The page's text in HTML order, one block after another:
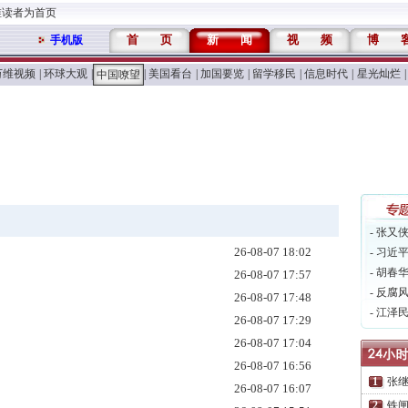
者为首页
手机版 首 页 新 闻 视 频 博
维视频 环球大观 中国嘹望 美国看台 加国要览 留学移民 信息时代 星光灿烂
26-08-07 18:02
26-08-07 17:57
26-08-07 17:48
26-08-07 17:29
26-08-07 17:04
26-08-07 16:56
26-08-07 16:07
- 张又侠
- 习近平
- 胡春华
- 反腐
- 江泽民
张
铁